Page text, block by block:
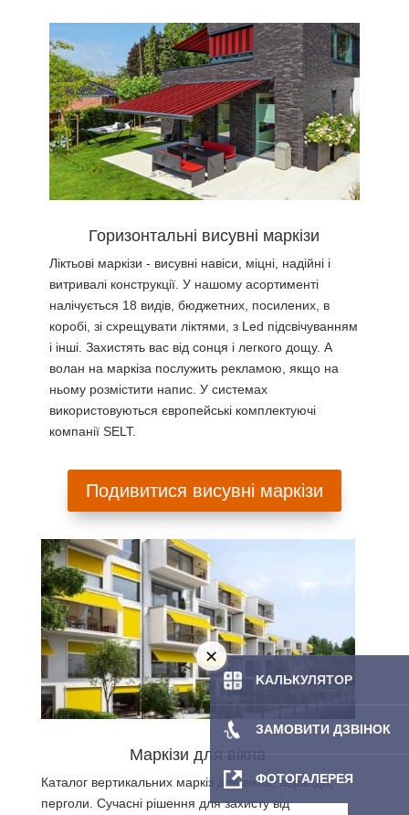
Горизонтальні висувні маркізи
Ліктьові маркізи - висувні навіси, міцні, надійні і
витривалі конструкції. У нашому асортименті
налічується 18 видів, бюджетних, посилених, в
коробі, зі схрещувати ліктями, з Led підсвічуванням
і інші. Захистять вас від сонця і легкого дощу. А
волан на маркіза послужить рекламою, якщо на
ньому розмістити напис. У системах
використовуються європейські комплектуючі
компанії SELT.
Подивитися висувні маркізи
Маркізи для вікна
Каталог вертикальних маркіз для вікна, веранди,
перголи. Сучасні рішення для захисту від
KAЛЬКУЛЯТOP
ЗАМОВИТИ ДЗВІНОК
ФОТОГАЛЕРЕЯ